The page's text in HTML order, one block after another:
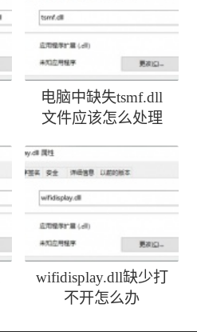
电脑中缺失tsmf.dll
文件应该怎么处理
wifidisplay.dll缺少打
不开怎么办